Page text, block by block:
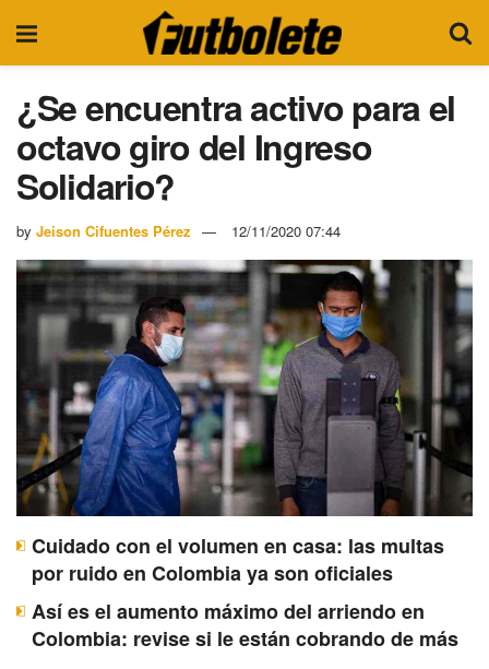
¿Se encuentra activo para el
octavo giro del Ingreso
Solidario?
by Jeison Cifuentes Pérez 12/11/2020 07:44
Cuidado con el volumen en casa: las multas
por ruido en Colombia ya son oficiales
Así es el aumento máximo del arriendo en
Colombia: revise si le están cobrando de más